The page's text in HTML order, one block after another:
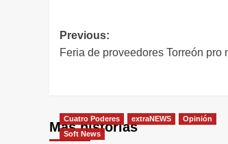
Navegación
de
Previous:
Feria de proveedores Torreón pro
Más historias
Cuatro Poderes extraNEWS
Opinión
Soft News